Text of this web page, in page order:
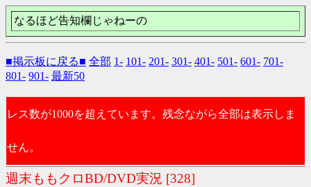
なるほど告知欄じゃねーの
■掲示板に戻る■ 全部 1- 101- 201- 301- 401- 501- 601- 701-
801- 901- 最新50
レス数が1000を超えています。残念ながら全部は表示しま
せん。
週末ももクロBD/DVD実況 [328]